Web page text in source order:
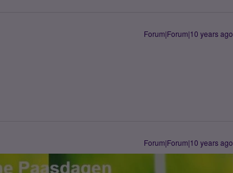
Forum|Forum|10 years ago
Forum|Forum|10 years ago